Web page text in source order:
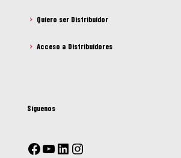
Quiero ser Distribuidor
Acceso a Distribuidores
Síguenos